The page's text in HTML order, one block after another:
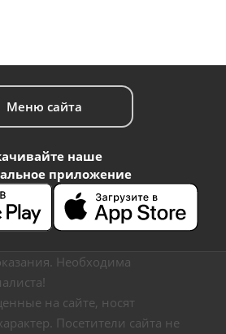
Меню сайта
наше
приложение
Необходима
на сайте, носят
Посетители сайта не